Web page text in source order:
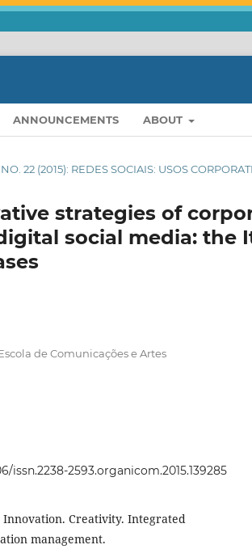
ANNOUNCEMENTS ABOUT
22 (2015): REDES SOCIAIS: USOS
strategies of
social media: the
de Comunicações e Artes
issn.2238-2593.organicom.2015.139285
Innovation. Creativity. Integrated
management.